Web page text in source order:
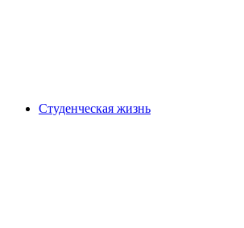
Студенческая жизнь